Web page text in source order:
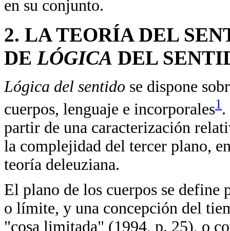
en su conjunto.
2. LA TEORÍA DEL
DE LÓGICA DEL
Lógica del sentido se dispone
cuerpos, lenguaje e incorporales1
partir de una caracterización
la complejidad del tercer plano,
teoría deleuziana.
El plano de los cuerpos se define
o límite, y una concepción del
"cosa limitada" (1994, p. 25), o